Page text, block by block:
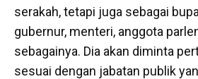
serakah, tetapi juga sebagai
gubernur, menteri, anggota
sebagainya. Dia akan diminta
sesuai dengan jabatan publik